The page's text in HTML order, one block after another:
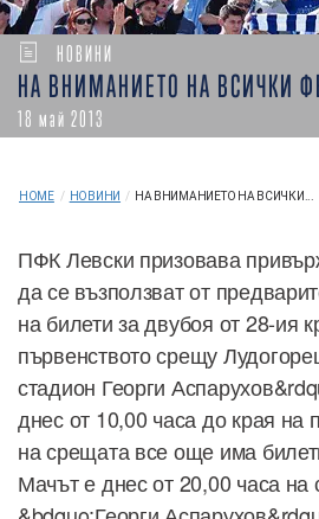
НОВИНИ
НА ВНИМАНИЕТО НА ВСИЧКИ
18 май 2013
HOME / НОВИНИ / НА ВНИМАНИЕТО НА ВСИЧКИ...
ПФК Левски призовава
да се възползват от
на билети за двубоя от 28-ия
първенството срещу
стадион Георги
днес от 10,00 часа до края на
на срещата все още има
Мачът е днес от 20,00 часа на